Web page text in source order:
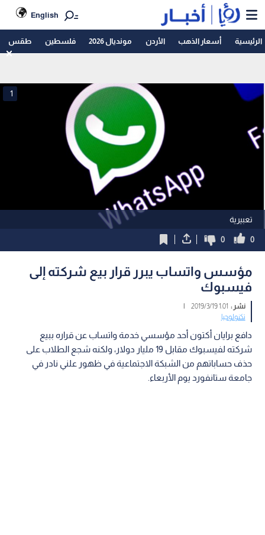
English
الرئيسية أسعار الذهب الأردن مونديال 2026 فلسطين طقس
تعبيرية
1
0
0
مؤسس واتساب يبرر قرار بيع شركته إلى
فيسبوك
نشر : 1:01 2019/3/19
|
تكنولوجيا
دافع برايان أكتون أحد مؤسسي خدمة واتساب عن قراره ببيع
شركته لفيسبوك مقابل 19 مليار دولار، ولكنه شجع الطلاب على
حذف حساباتهم من الشبكة الاجتماعية في ظهور علني نادر في
جامعة ستانفورد يوم الأربعاء.